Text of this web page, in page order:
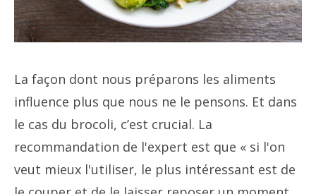
La façon dont nous préparons les aliments
influence plus que nous ne le pensons. Et dans
le cas du brocoli, c’est crucial. La
recommandation de l'expert est que « si l'on
veut mieux l'utiliser, le plus intéressant est de